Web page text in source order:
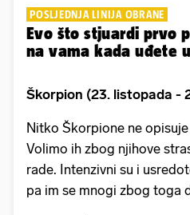
POSLJEDNJA LINIJA OBRANE
Evo što stjuardi prvo
na vama kada uđete
Škorpion (23. listopada -
Nitko Škorpione ne
Volimo ih zbog njihove
rade. Intenzivni su i
pa im se mnogi zbog toga